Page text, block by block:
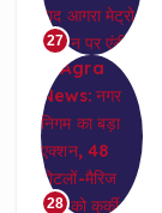
27
28